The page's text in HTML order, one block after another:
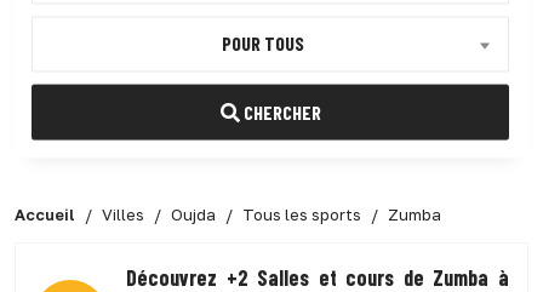
POUR TOUS
CHERCHER
Accueil Villes Oujda Tous les sports Zumba
Découvrez +2 Salles et cours de Zumba à